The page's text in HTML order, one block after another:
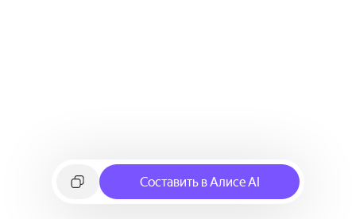
Составить в Алисе AI